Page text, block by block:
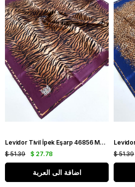
Levidor Tivil İpek Eşarp 46856 Mürdüm Rengi Karışık Desen
$ 27.78
$ 51.39
اضافة الى العربة
$ 51.39